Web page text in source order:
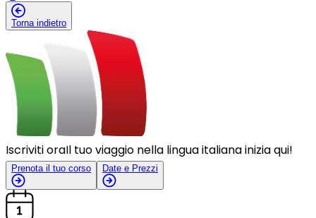
Torna indietro
Iscriviti oraIl tuo viaggio nella lingua italiana inizia qui!
Prenota il tuo corso Date e Prezzi